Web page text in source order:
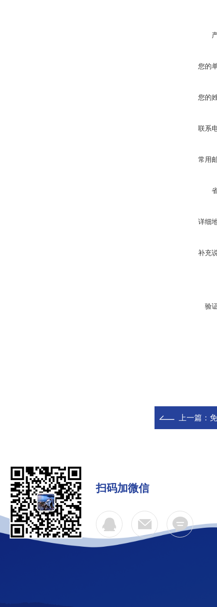
您的
您的
联系
常用
详细
补充
验
上一篇：
扫码加微信